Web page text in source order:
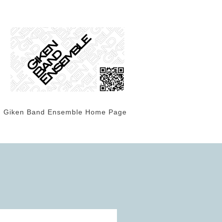
Giken Band Ensemble Home Page